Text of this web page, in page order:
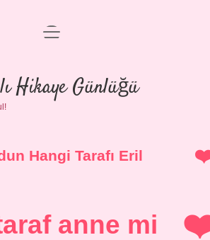
Anasayfa
Gizlilik Politikası
menüyü
Hikaye Günlüğü
Hangi Tarafı Eril
anne mi